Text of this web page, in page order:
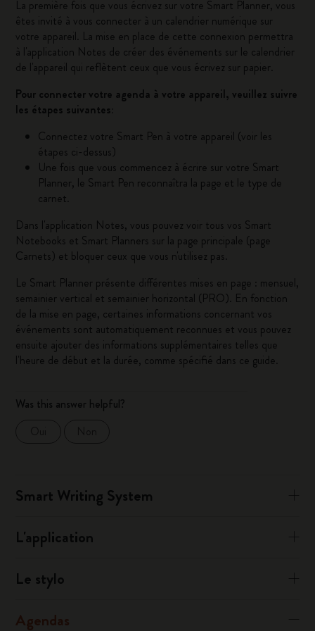
La première fois que vous écrivez sur votre Smart Planner, vous
êtes invité à vous connecter à un calendrier numérique sur
votre appareil. La mise en place de cette connexion permettra
à l'application Notes de créer des événements sur le calendrier
de l'appareil qui reflètent ceux que vous écrivez sur papier.
Pour connecter votre agenda à votre appareil, veuillez suivre
les étapes suivantes:
Connectez votre Smart Pen à votre appareil (voir les
étapes ci-dessus)
Une fois que vous commencez à écrire sur votre Smart
Planner, le Smart Pen reconnaîtra la page et le type de
carnet.
Dans l'application Notes, vous pouvez voir tous vos Smart
Notebooks et Smart Planners sur la page principale (page
Carnets) et bloquer ceux que vous n'utilisez pas.
Le Smart Planner présente différentes mises en page : mensuel,
semainier vertical et semainier horizontal (PRO). En fonction
de la mise en page, certaines informations concernant vos
événements sont automatiquement reconnues et vous pouvez
ensuite ajouter des informations supplémentaires telles que
l'heure de début et la durée, comme spécifié dans ce guide.
Was this answer helpful?
Smart Writing System
L'application
Le stylo
Agendas